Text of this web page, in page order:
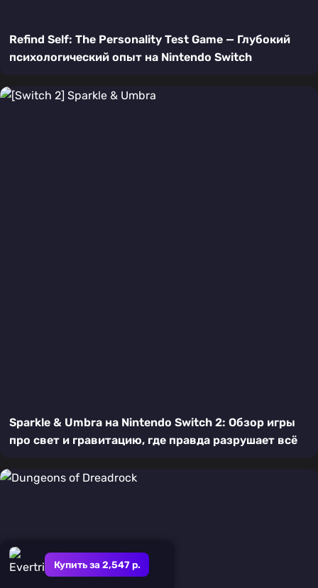
Купить за 2,547 р.
Refind Self: The Personality Test Game — Глубокий
психологический опыт на Nintendo Switch
Sparkle & Umbra на Nintendo Switch 2: Обзор игры
про свет и гравитацию, где правда разрушает всё